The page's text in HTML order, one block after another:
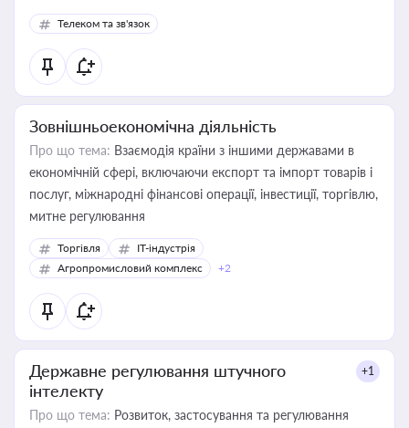
споживачів.
Телеком та зв'язок
Зовнішньоекономічна діяльність
Про що тема: Взаємодія країни з іншими державами в
економічній сфері, включаючи експорт та імпорт товарів і
послуг, міжнародні фінансові операції, інвестиції, торгівлю,
митне регулювання
Торгівля
IT-індустрія
Агропромисловий комплекс
+2
Державне регулювання штучного
інтелекту
+1
Про що тема: Розвиток, застосування та регулювання